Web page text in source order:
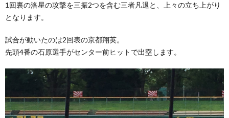
1回裏の洛星の攻撃を三振2つを含む三者凡退と、上々の立ち上がり
となります。
試合が動いたのは2回表の京都翔英。
先頭4番の石原選手がセンター前ヒットで出塁します。